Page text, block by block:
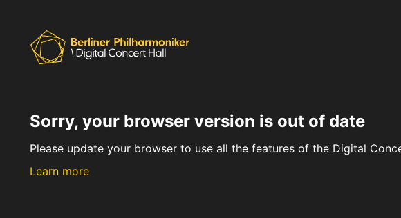
Sorry, your browser version is out of date
Please update your browser to use all the features of the Digital
Learn more